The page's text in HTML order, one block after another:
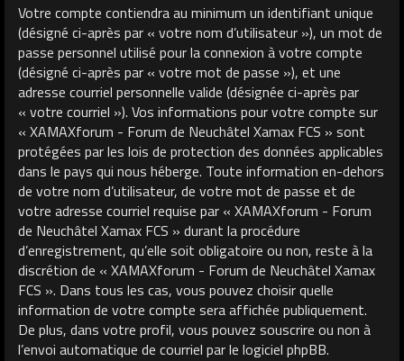
Votre compte contiendra au minimum un identifiant unique
(désigné ci-après par « votre nom d’utilisateur »), un mot de
passe personnel utilisé pour la connexion à votre compte
(désigné ci-après par « votre mot de passe »), et une
adresse courriel personnelle valide (désignée ci-après par
« votre courriel »). Vos informations pour votre compte sur
« XAMAXforum - Forum de Neuchâtel Xamax FCS » sont
protégées par les lois de protection des données applicables
dans le pays qui nous héberge. Toute information en-dehors
de votre nom d’utilisateur, de votre mot de passe et de
votre adresse courriel requise par « XAMAXforum - Forum
de Neuchâtel Xamax FCS » durant la procédure
d’enregistrement, qu’elle soit obligatoire ou non, reste à la
discrétion de « XAMAXforum - Forum de Neuchâtel Xamax
FCS ». Dans tous les cas, vous pouvez choisir quelle
information de votre compte sera affichée publiquement.
De plus, dans votre profil, vous pouvez souscrire ou non à
l’envoi automatique de courriel par le logiciel phpBB.